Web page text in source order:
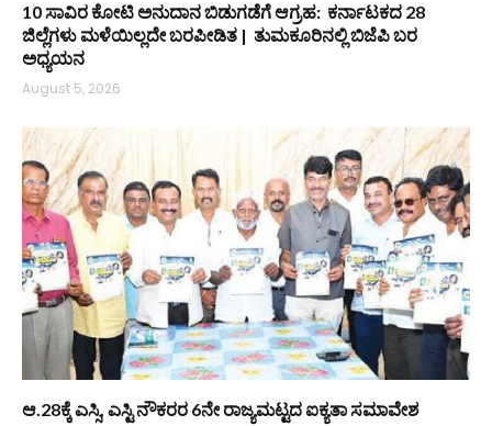
10 ಸಾವಿರ ಕೋಟಿ ಅನುದಾನ ಬಿಡುಗಡೆಗೆ ಆಗ್ರಹ: ಕರ್ನಾಟಕದ 28
ಜಿಲ್ಲೆಗಳು ಮಳೆಯಿಲ್ಲದೇ ಬರಪೀಡಿತ | ತುಮಕೂರಿನಲ್ಲಿ ಬಿಜೆಪಿ ಬರ
ಅಧ್ಯಯನ
August 5, 2026
ಆ.28ಕ್ಕೆ ಎಸ್ಸಿ, ಎಸ್ಟಿ ನೌಕರರ 6ನೇ ರಾಜ್ಯಮಟ್ಟದ ಐಕ್ಯತಾ ಸಮಾವೇಶ